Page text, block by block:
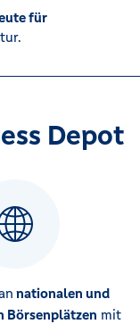
für
Depot
nationalen und
Börsenplätzen mit